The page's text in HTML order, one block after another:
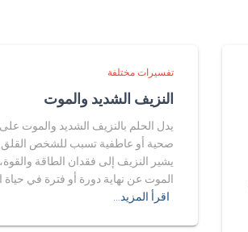
تفسيرات مختلفة
النزيف الشديد والموت
يدل الحلم بالنزيف الشديد والموت
صحية أو عاطفية تسبب للشخص القلق
يشير النزيف إلى فقدان الطاقة
الموت عن نهاية دورة أو فترة في
اقرأ المزيد…